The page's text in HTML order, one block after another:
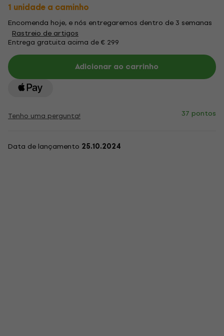
1 unidade a caminho
Encomenda hoje, e nós entregaremos dentro de 3 semanas
Rastreio de artigos
Entrega gratuita acima de € 299
Adicionar ao carrinho
Tenho uma pergunta! 37 pontos
Data de lançamento 25.10.2024